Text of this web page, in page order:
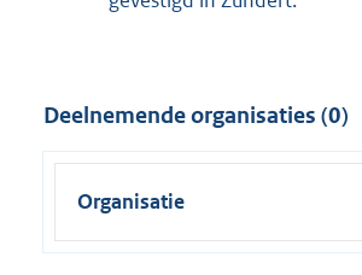
Deelnemende organisaties (0)
Organisatie